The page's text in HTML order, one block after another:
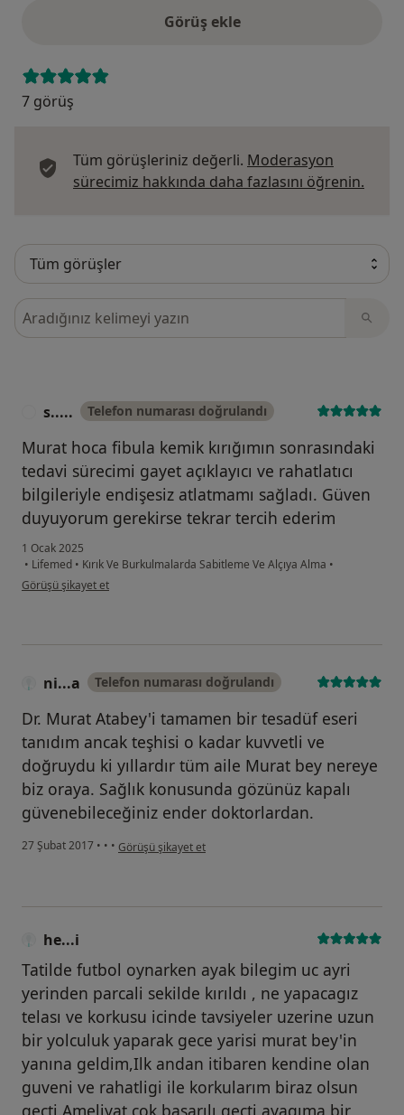
Görüş ekle
7 görüş
Tüm görüşleriniz değerli. Moderasyon
sürecimiz hakkında daha fazlasını öğrenin.
Görüşler içerisinde ara
s..... Telefon numarası doğrulandı
Murat hoca fibula kemik kırığımın sonrasındaki
tedavi sürecimi gayet açıklayıcı ve rahatlatıcı
bilgileriyle endişesiz atlatmamı sağladı. Güven
duyuyorum gerekirse tekrar tercih ederim
1 Ocak 2025
• Lifemed • Kırık Ve Burkulmalarda Sabitleme Ve Alçıya Alma •
kullanıcının görüşüne göre s.....
Görüşü şikayet et
ni...a Telefon numarası doğrulandı
Dr. Murat Atabey'i tamamen bir tesadüf eseri
tanıdım ancak teşhisi o kadar kuvvetli ve
doğruydu ki yıllardır tüm aile Murat bey nereye
biz oraya. Sağlık konusunda gözünüz kapalı
güvenebileceğiniz ender doktorlardan.
27 Şubat 2017 • • • kullanıcının görüşüne göre ni...a
Görüşü şikayet et
he...i
Tatilde futbol oynarken ayak bilegim uc ayri
yerinden parcali sekilde kırıldı , ne yapacagız
telası ve korkusu icinde tavsiyeler uzerine uzun
bir yolculuk yaparak gece yarisi murat bey'in
yanına geldim,Ilk andan itibaren kendine olan
guveni ve rahatligi ile korkularım biraz olsun
gecti.Ameliyat cok basarılı gecti ayagıma bir